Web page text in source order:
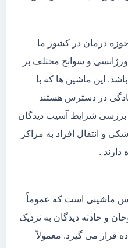
درمان در کشور ما
و سوانح مختلف بر
این ماشین ها که با
معروف ۱۱۵ به سادگی در دسترس هستند
بررسی شرایط آسیب دیدگان
و انتقال افراد به مراکز
.
ماشینی است که عموماً
و حادثه دیدگان به نزدیک
قرار می گیرد. معمولاً